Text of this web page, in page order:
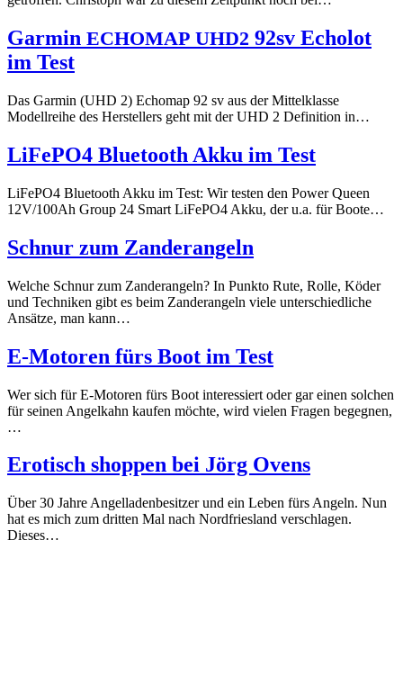
Garmin ECHOMAP UHD2 92sv Echolot
im Test
Das Garmin (UHD 2) Echomap 92 sv aus der Mittelklasse
Modellreihe des Herstellers geht mit der UHD 2 Definition in…
LiFePO4 Bluetooth Akku im Test
LiFePO4 Bluetooth Akku im Test: Wir testen den Power Queen
12V/100Ah Group 24 Smart LiFePO4 Akku, der u.a. für Boote…
Schnur zum Zanderangeln
Welche Schnur zum Zanderangeln? In Punkto Rute, Rolle, Köder
und Techniken gibt es beim Zanderangeln viele unterschiedliche
Ansätze, man kann…
E‑Motoren fürs Boot im Test
Wer sich für E-Motoren fürs Boot interessiert oder gar einen solchen
für seinen Angelkahn kaufen möchte, wird vielen Fragen begegnen,
…
Erotisch shoppen bei Jörg Ovens
Über 30 Jahre Angelladenbesitzer und ein Leben fürs Angeln. Nun
hat es mich zum dritten Mal nach Nordfriesland verschlagen.
Dieses…